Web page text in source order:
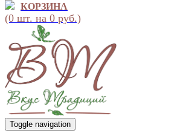
КОРЗИНА
(0 шт. на 0 руб.)
Toggle navigation